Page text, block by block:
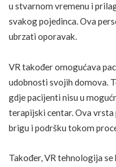
u stvarnom vremenu i
svakog pojedinca. Ova
ubrzati oporavak.
VR također omogućava
udobnosti svojih domova.
gdje pacijenti nisu u
terapijski centar. Ova
brigu i podršku tokom
Također, VR tehnologija